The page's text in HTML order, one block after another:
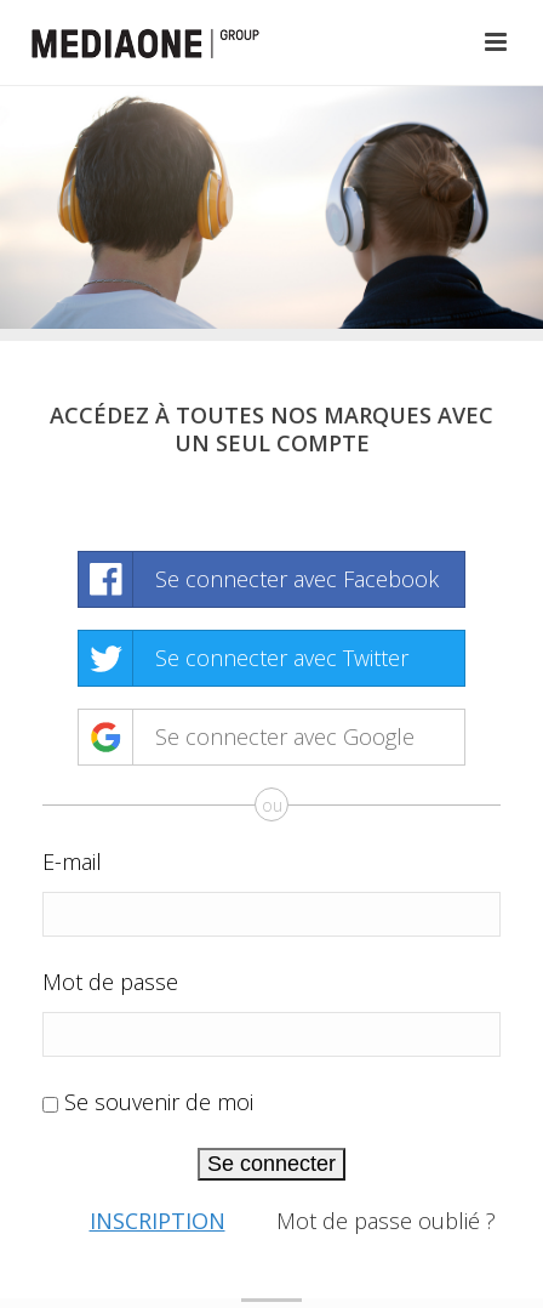
ACCÉDEZ À TOUTES NOS MARQUES AVEC
UN SEUL COMPTE
Se connecter avec Facebook
Se connecter avec Twitter
Se connecter avec Google
ou
E-mail
Mot de passe
Se souvenir de moi
Se connecter
INSCRIPTION Mot de passe oublié ?